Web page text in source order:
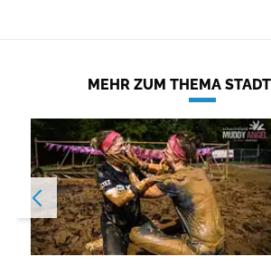
MEHR ZUM THEMA